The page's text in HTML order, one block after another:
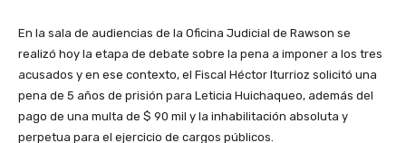
En la sala de audiencias de la Oficina Judicial de Rawson se
realizó hoy la etapa de debate sobre la pena a imponer a los tres
acusados y en ese contexto, el Fiscal Héctor Iturrioz solicitó una
pena de 5 años de prisión para Leticia Huichaqueo, además del
pago de una multa de $ 90 mil y la inhabilitación absoluta y
perpetua para el ejercicio de cargos públicos.